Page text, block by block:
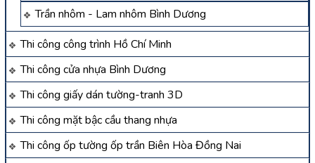
Trần nhôm - Lam nhôm Bình Dương
Thi công công trình Hồ Chí Minh
Thi công cửa nhựa Bình Dương
Thi công giấy dán tường-tranh 3D
Thi công mặt bậc cầu thang nhựa
Thi công ốp tường ốp trần Biên Hòa Đồng Nai